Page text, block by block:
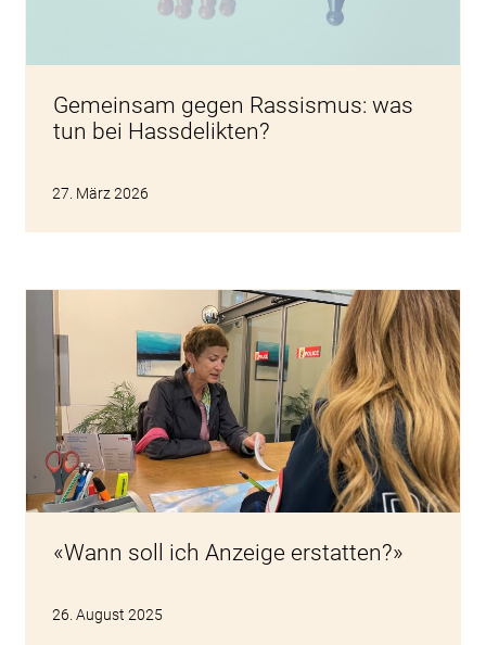
Gemeinsam gegen Rassismus: was
tun bei Hassdelikten?
27. März 2026
«Wann soll ich Anzeige erstatten?»
26. August 2025